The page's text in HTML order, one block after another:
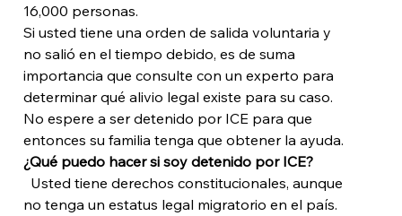
16,000 personas.
Si usted tiene una orden de salida voluntaria y
no salió en el tiempo debido, es de suma
importancia que consulte con un experto para
determinar qué alivio legal existe para su caso.
No espere a ser detenido por ICE para que
entonces su familia tenga que obtener la ayuda.
¿Qué puedo hacer si soy detenido por ICE?
Usted tiene derechos constitucionales, aunque
no tenga un estatus legal migratorio en el país.